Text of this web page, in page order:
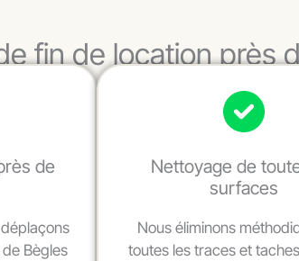
fin de location près
de
Bègles
Nettoyage de
surfaces
Nous éliminons
toutes les traces et